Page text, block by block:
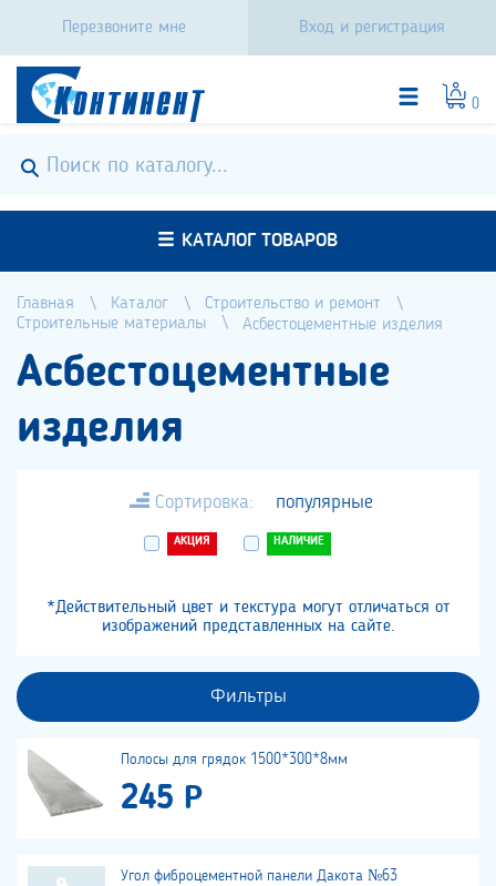
Перезвоните мне Вход и регистрация
0
КАТАЛОГ ТОВАРОВ
Главная Каталог
Строительство и ремонт
Строительные материалы
Асбестоцементные изделия
Асбестоцементные
изделия
Сортировка: популярные
АКЦИЯ НАЛИЧИЕ
*Действительный цвет и текстура могут отличаться от
изображений представленных на сайте.
Фильтры
Полосы для грядок 1500*300*8мм
245 Р
Угол фиброцементной панели Дакота №63